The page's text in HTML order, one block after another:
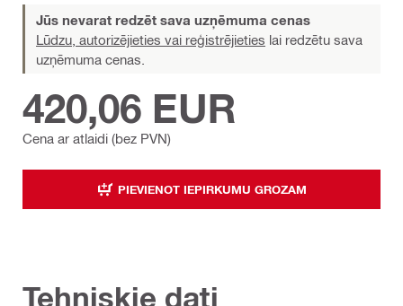
Jūs nevarat redzēt sava uzņēmuma cenas
Lūdzu, autorizējieties vai reģistrējieties lai redzētu sava
uzņēmuma cenas.
Cena ar atlaidi (bez PVN)
420,06 EUR
PIEVIENOT IEPIRKUMU GROZAM
Tehniskie dati